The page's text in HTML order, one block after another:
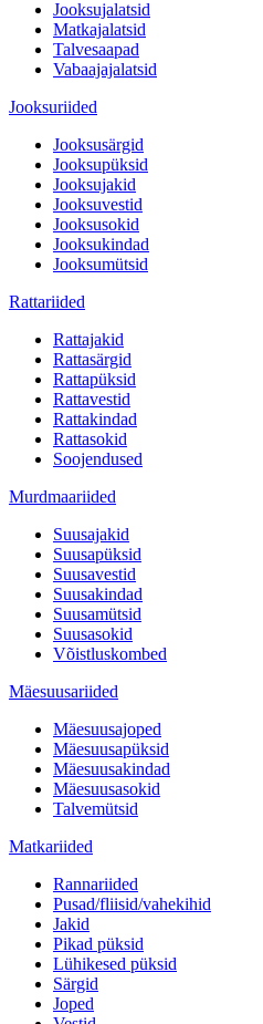
Jooksujalatsid
Matkajalatsid
Talvesaapad
Vabaajajalatsid
Jooksuriided
Jooksusärgid
Jooksupüksid
Jooksujakid
Jooksuvestid
Jooksusokid
Jooksukindad
Jooksumütsid
Rattariided
Rattajakid
Rattasärgid
Rattapüksid
Rattavestid
Rattakindad
Rattasokid
Soojendused
Murdmaariided
Suusajakid
Suusapüksid
Suusavestid
Suusakindad
Suusamütsid
Suusasokid
Võistluskombed
Mäesuusariided
Mäesuusajoped
Mäesuusapüksid
Mäesuusakindad
Mäesuusasokid
Talvemütsid
Matkariided
Rannariided
Pusad/fliisid/vahekihid
Jakid
Pikad püksid
Lühikesed püksid
Särgid
Joped